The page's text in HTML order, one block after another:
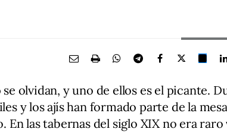
olvidan, y uno de ellos es el picante.
y los ajís han formado parte de la
las tabernas del siglo XIX no era raro